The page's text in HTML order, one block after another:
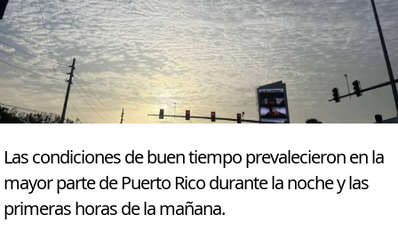
Las condiciones de buen tiempo prevalecieron en la
mayor parte de Puerto Rico durante la noche y las
primeras horas de la mañana.